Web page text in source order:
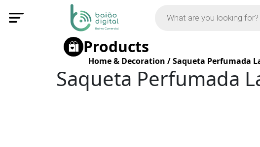
Products
Home & Decoration /Saqueta Perfumada
Saqueta Perfumada